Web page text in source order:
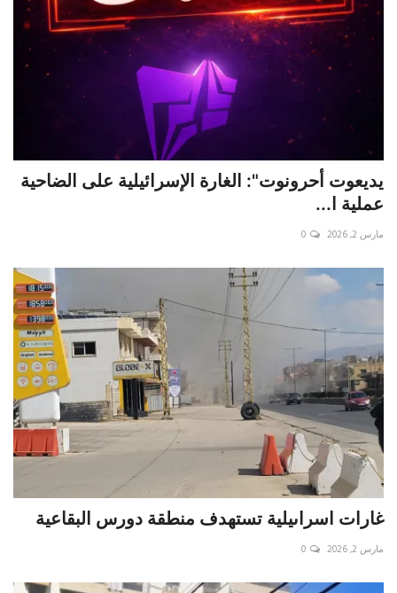
يديعوت أحرونوت": الغارة الإسرائيلية على الضاحية
عملية ا...
مارس 2, 2026 0
غارات اسراىيلية تستهدف منطقة دورس البقاعية
مارس 2, 2026 0